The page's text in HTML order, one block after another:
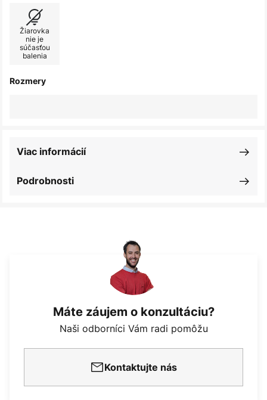
Žiarovka
nie je
súčasťou
balenia
Rozmery
Podrobnosti
Viac informácií
Máte záujem o konzultáciu?
Naši odborníci Vám radi pomôžu
Kontaktujte nás